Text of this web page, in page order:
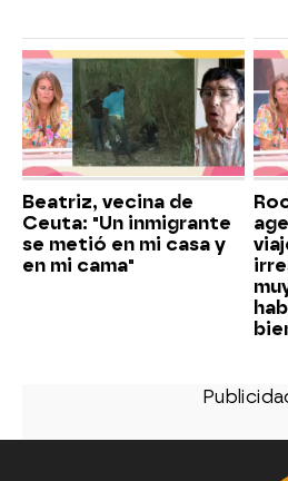
Beatriz, vecina de
Ceuta: "Un inmigrante
se metió en mi casa y
en mi cama"